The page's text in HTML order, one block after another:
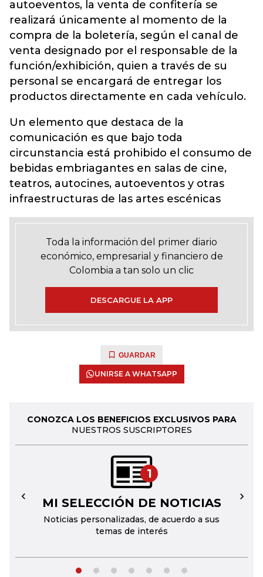
autoeventos, la venta de confitería se
realizará únicamente al momento de la
compra de la boletería, según el canal de
venta designado por el responsable de la
función/exhibición, quien a través de su
personal se encargará de entregar los
productos directamente en cada vehículo.
Un elemento que destaca de la
comunicación es que bajo toda
circunstancia está prohibido el consumo de
bebidas embriagantes en salas de cine,
teatros, autocines, autoeventos y otras
infraestructuras de las artes escénicas
Toda la información del primer diario
económico, empresarial y financiero de
Colombia a tan solo un clic
DESCARGUE LA APP
GUARDAR
UNIRSE A WHATSAPP
CONOZCA LOS BENEFICIOS EXCLUSIVOS PARA
NUESTROS SUSCRIPTORES
1
MI SELECCIÓN DE NOTICIAS
Noticias personalizadas, de acuerdo a sus
temas de interés
← →